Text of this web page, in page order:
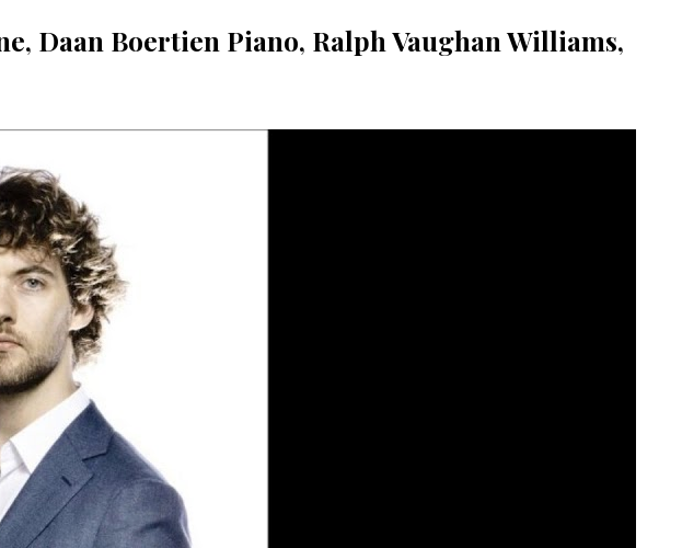
Daan Boertien Piano, Ralph Vaughan Williams,